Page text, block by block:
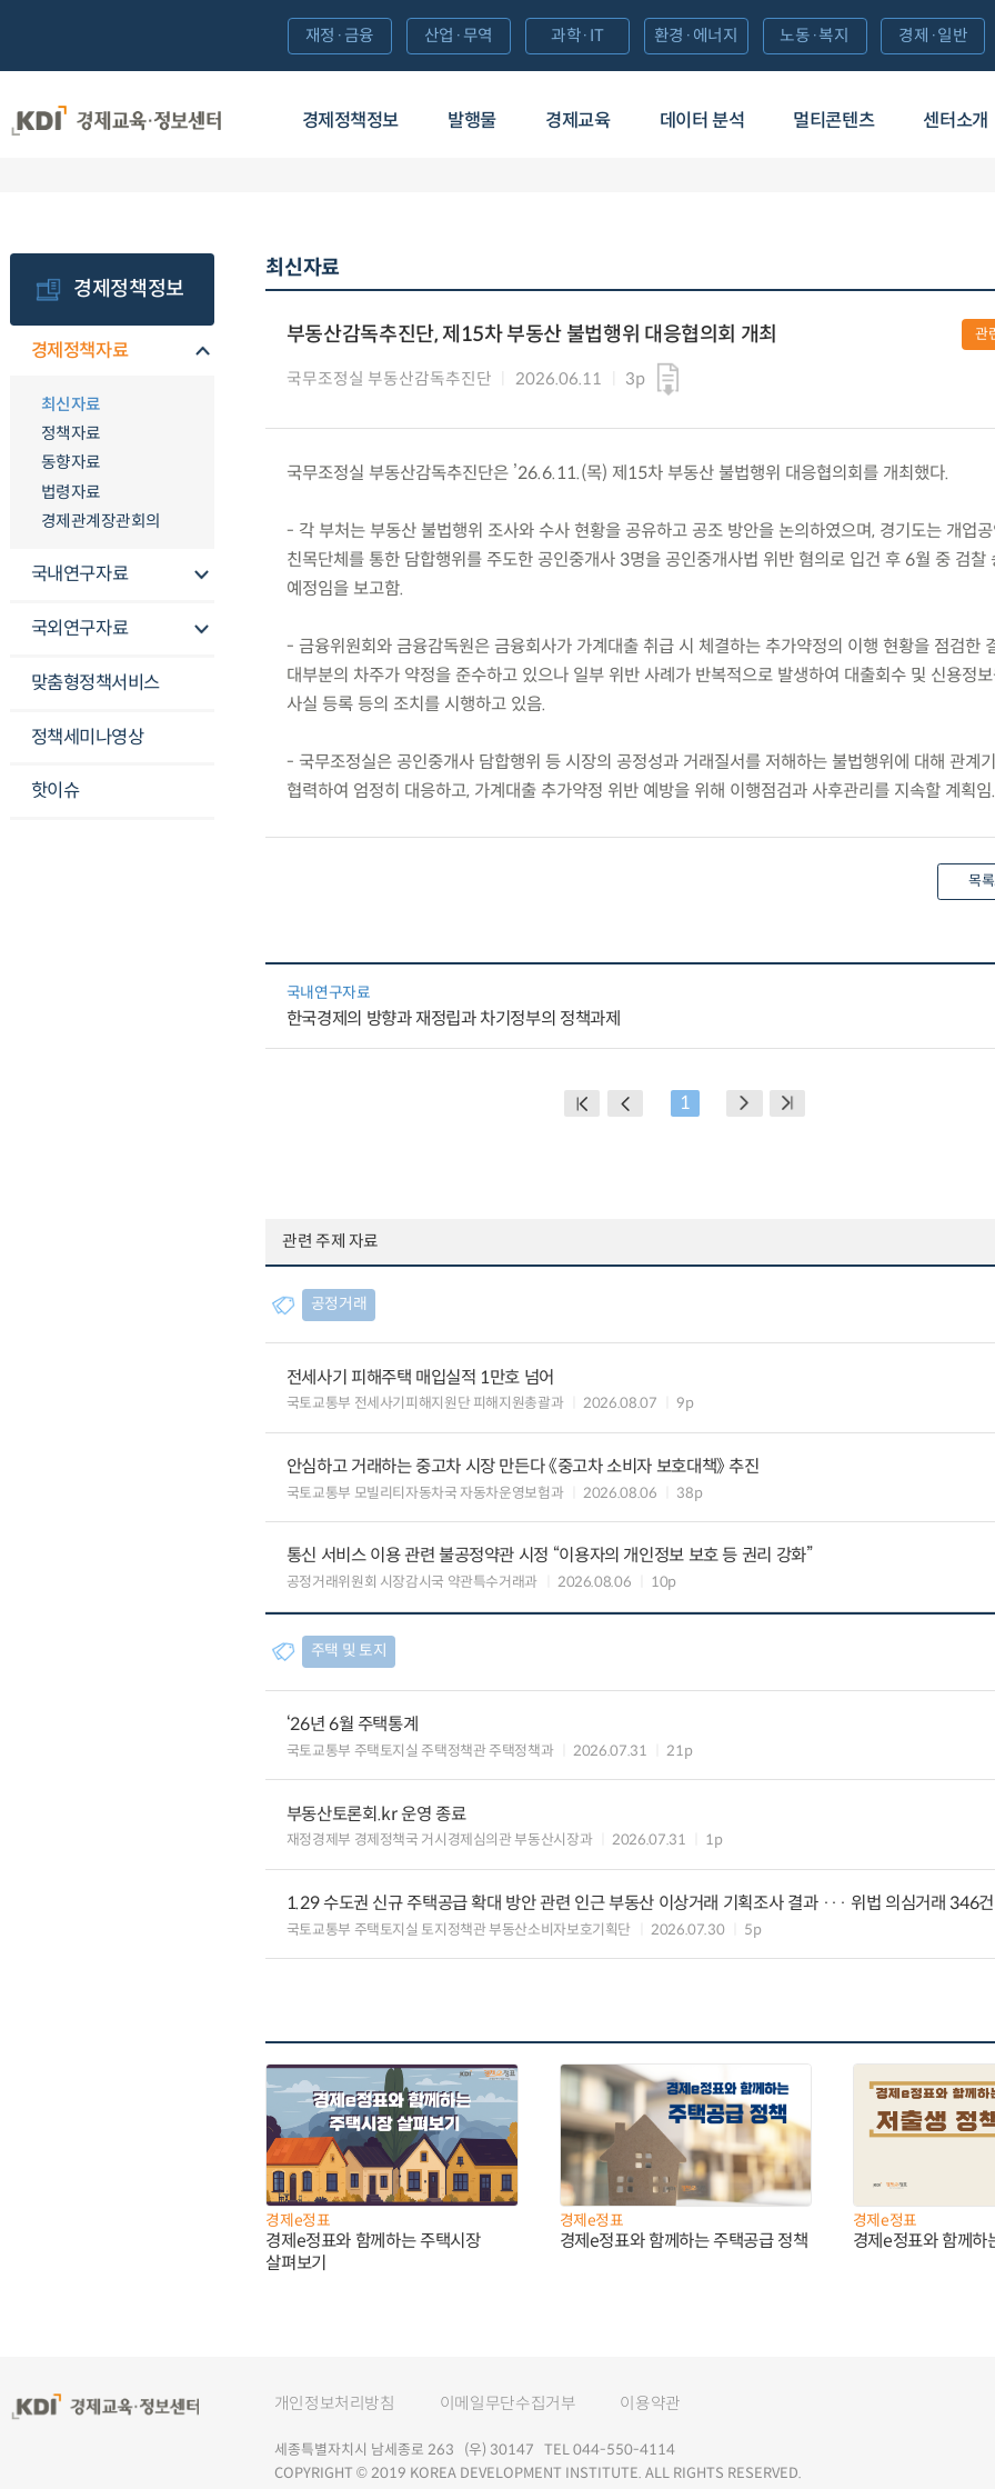
경제정책정보 발행물 경제교육 데이터 분석 멀티콘텐츠 센터소개
재정·금융 산업·무역 과학·IT 환경·에너지 노동·복지 경제·일반
경제정책정보
경제정책자료
최신자료
정책자료
동향자료
법령자료
경제관계장관회의
국내연구자료
국외연구자료
맞춤형정책서비스
정책세미나영상
핫이슈
최신자료
부동산감독추진단, 제15차 부동산 불법행위 대응협의회 개최
국무조정실 부동산감독추진단 2026.06.11 3p
관
국무조정실 부동산감독추진단은 ’26.6.11.(목) 제15차 부동산 불법행위 대응협의회를 개최했다.
- 각 부처는 부동산 불법행위 조사와 수사 현황을 공유하고 공조 방안을 논의하였으며, 경기도는 개업
친목단체를 통한 담합행위를 주도한 공인중개사 3명을 공인중개사법 위반 혐의로 입건 후 6월 중 검찰
예정임을 보고함.
- 금융위원회와 금융감독원은 금융회사가 가계대출 취급 시 체결하는 추가약정의 이행 현황을 점검한
대부분의 차주가 약정을 준수하고 있으나 일부 위반 사례가 반복적으로 발생하여 대출회수 및 신용정
사실 등록 등의 조치를 시행하고 있음.
- 국무조정실은 공인중개사 담합행위 등 시장의 공정성과 거래질서를 저해하는 불법행위에 대해 관계
협력하여 엄정히 대응하고, 가계대출 추가약정 위반 예방을 위해 이행점검과 사후관리를 지속할 계획임.
목록
국내연구자료
한국경제의 방향과 재정립과 차기정부의 정책과제
1
관련 주제 자료
공정거래
전세사기 피해주택 매입실적 1만호 넘어
국토교통부 전세사기피해지원단 피해지원총괄과 2026.08.07 9p
안심하고 거래하는 중고차 시장 만든다 《중고차 소비자 보호대책》 추진
국토교통부 모빌리티자동차국 자동차운영보험과 2026.08.06 38p
통신 서비스 이용 관련 불공정약관 시정 “이용자의 개인정보 보호 등 권리 강화”
공정거래위원회 시장감시국 약관특수거래과 2026.08.06 10p
주택 및 토지
‘26년 6월 주택통계
국토교통부 주택토지실 주택정책관 주택정책과 2026.07.31 21p
부동산토론회.kr 운영 종료
재정경제부 경제정책국 거시경제심의관 부동산시장과 2026.07.31 1p
1.29 수도권 신규 주택공급 확대 방안 관련 인근 부동산 이상거래 기획조사 결과 ··· 위법 의심거래 346
국토교통부 주택토지실 토지정책관 부동산소비자보호기획단 2026.07.30 5p
경제e정표
경제e정표와 함께하는 주택시장
살펴보기
경제e정표
경제e정표와 함께하는 주택공급 정책
경제e정표
경제e정표와 함께하
개인정보처리방침 이메일무단수집거부 이용약관
세종특별자치시 남세종로 263 (우) 30147 TEL 044-550-4114
COPYRIGHT © 2019 KOREA DEVELOPMENT INSTITUTE. ALL RIGHTS RESERVED.